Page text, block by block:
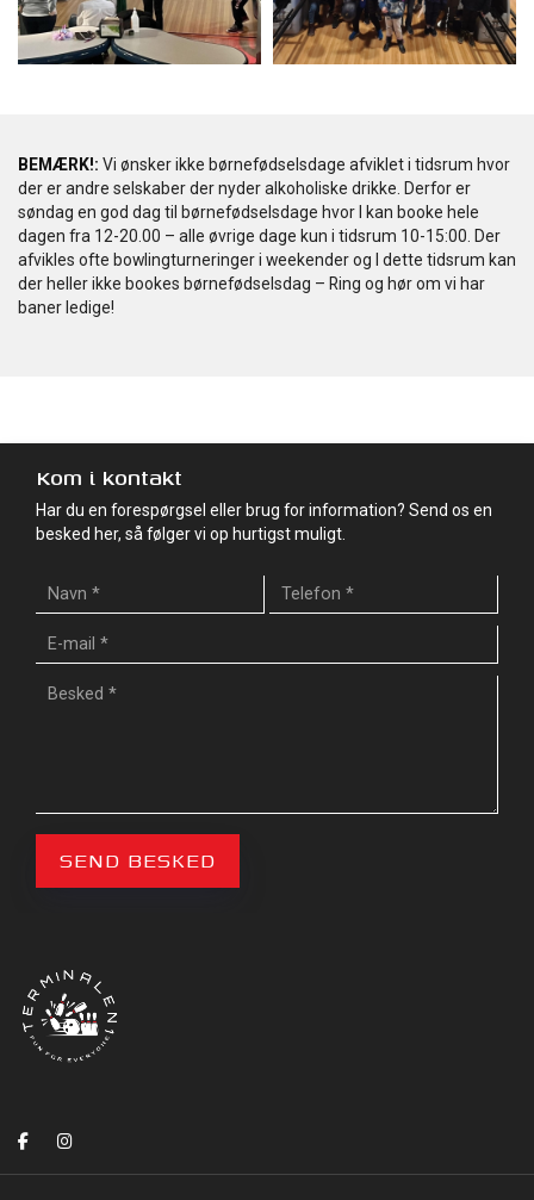
BEMÆRK!: Vi ønsker ikke børnefødselsdage afviklet i tidsrum hvor
der er andre selskaber der nyder alkoholiske drikke. Derfor er
søndag en god dag til børnefødselsdage hvor I kan booke hele
dagen fra 12-20.00 – alle øvrige dage kun i tidsrum 10-15:00. Der
afvikles ofte bowlingturneringer i weekender og I dette tidsrum kan
der heller ikke bookes børnefødselsdag – Ring og hør om vi har
baner ledige!
Kom i kontakt
Har du en forespørgsel eller brug for information? Send os en
besked her, så følger vi op hurtigst muligt.